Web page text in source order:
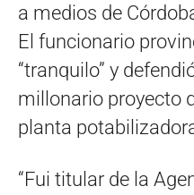
a medios de
El funcionario
“tranquilo” y
millonario proyecto
planta
“Fui titular de la